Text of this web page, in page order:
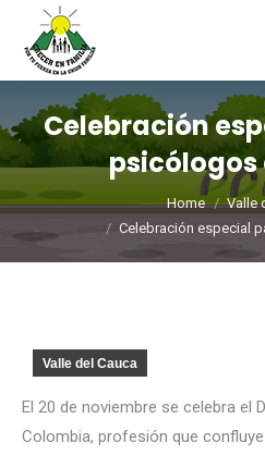
Celebración
psicólogos
Home
Valle
Celebración especial
Valle del Cauca
El 20 de noviembre se celebra el
Colombia, profesión que